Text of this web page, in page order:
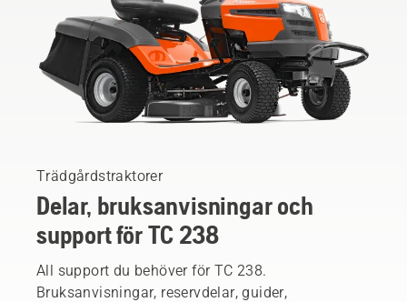
Trädgårdstraktorer
Delar, bruksanvisningar och
support för TC 238
All support du behöver för TC 238.
Bruksanvisningar, reservdelar, guider,